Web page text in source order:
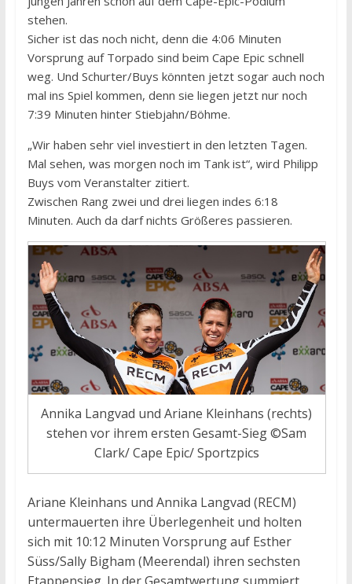
stehen.
Sicher ist das noch nicht, denn die 4:06 Minuten
Vorsprung auf Torpado sind beim Cape Epic schnell
weg. Und Schurter/Buys könnten jetzt sogar auch noch
mal ins Spiel kommen, denn sie liegen jetzt nur noch
7:39 Minuten hinter Stiebjahn/Böhme.
„Wir haben sehr viel investiert in den letzten Tagen.
Mal sehen, was morgen noch im Tank ist“, wird Philipp
Buys vom Veranstalter zitiert.
Zwischen Rang zwei und drei liegen indes 6:18
Minuten. Auch da darf nichts Größeres passieren.
Annika Langvad und Ariane Kleinhans (rechts)
stehen vor ihrem ersten Gesamt-Sieg ©Sam
Clark/ Cape Epic/ Sportzpics
Ariane Kleinhans und Annika Langvad (RECM)
untermauerten ihre Überlegenheit und holten
sich mit 10:12 Minuten Vorsprung auf Esther
Süss/Sally Bigham (Meerendal) ihren sechsten